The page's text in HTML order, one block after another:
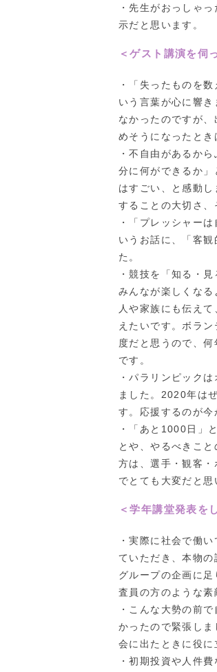
・先生がおっしゃ
示だと思います。
＜ゲスト講演を伺
・「失ったものを
いう言葉が心に響
なかったのですが
めそうになったとき
・不自由があるか
分に何ができるか
はすごい、と感動
することの大切さ、
・「プレッシャー
いうお話に、「客
た。
・競技を「知る・
みんなが楽しくな
人や家族にも伝え
えたいです。ボラ
度だと思うので、
です。
・パラリンピック
ました。2020年は
す。応援するのが今
・「あと1000日」
とや、やるべきこ
方は、選手・観客
でとても大変だと思
＜学年講堂発表を
・実際に社会で働
ていただき、本物
グループの企画に
査員の方のような素
・こんな大勢の前
かったので緊張し
会に出たときに役に
・初期投資や人件